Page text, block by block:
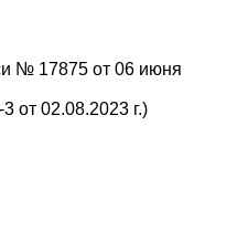
№ 17875 от 06 июня
от 02.08.2023 г.)